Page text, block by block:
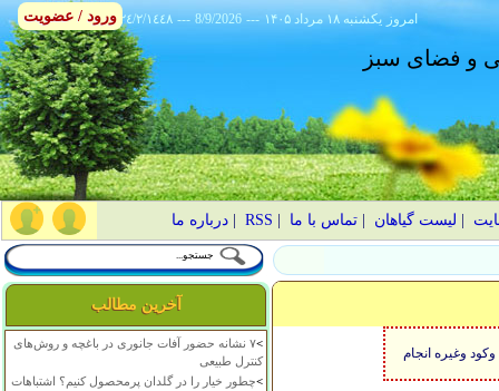
٢٤/٢/١٤٤٨ --- 8/9/2026 --- ۱۴۰۵ يکشنبه ۱۸ مرداد امروز
و فضای سبز
لیست گیاهان |تماس با ما RSS
|درباره ما
آخرین مطالب
>
۷ نشانه حضور آفات جانوری در باغچه و روش‌های
کنترل طبیعی
>چطور خیار را در گلدان پرمحصول کنیم؟ اشتباهات
وغیره انجام
ورود / عضویت